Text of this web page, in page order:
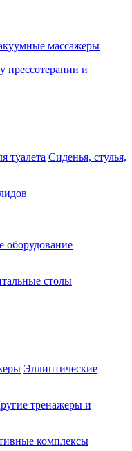
массажеры
прессотерапии и
туалета Сиденья, стулья,
оборудование
столы
Эллиптические
тренажеры и
комплексы